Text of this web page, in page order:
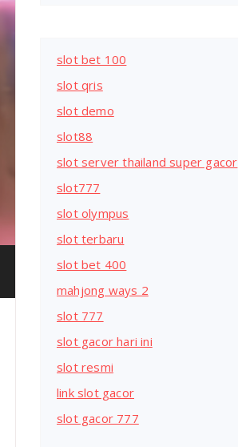
slot bet 100
slot qris
slot demo
slot88
slot server thailand super gacor
slot777
slot olympus
slot terbaru
slot bet 400
mahjong ways 2
slot 777
slot gacor hari ini
slot resmi
link slot gacor
slot gacor 777